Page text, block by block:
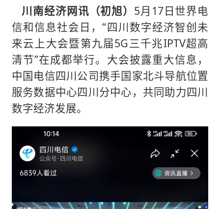
川南经济网讯（初旭） 5月17日世界电
信和信息社会日，“四川数字经济智创未
来云上大会暨第九届5G三千兆IPTV超高
清节”在成都举行。大会披露重大信息，
中国电信四川公司携手国家北斗导航位置
服务数据中心四川分中心，共同助力四川
数字经济发展。